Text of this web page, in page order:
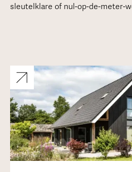
sleutelklare of nul-op-de-meter-